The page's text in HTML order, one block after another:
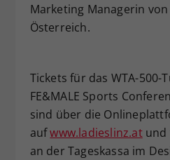
Marketing Managerin
Österreich.
Tickets für das WTA-
FE&MALE Sports
sind über die
aufwww.ladieslinz.atund
an der Tageskassa im